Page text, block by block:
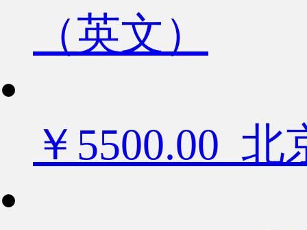
（英文）
￥5500.00